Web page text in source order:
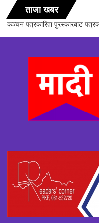
ताजा खबर
सञ्चारिका समूह गण्डकीद्धारा